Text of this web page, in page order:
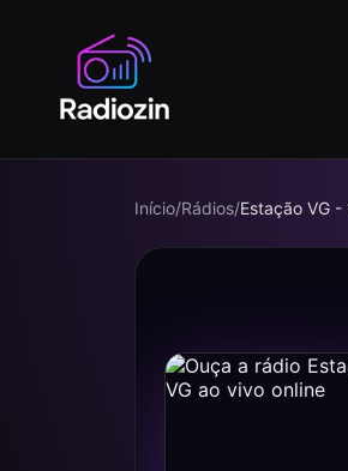
Início/Rádios/Estação VG